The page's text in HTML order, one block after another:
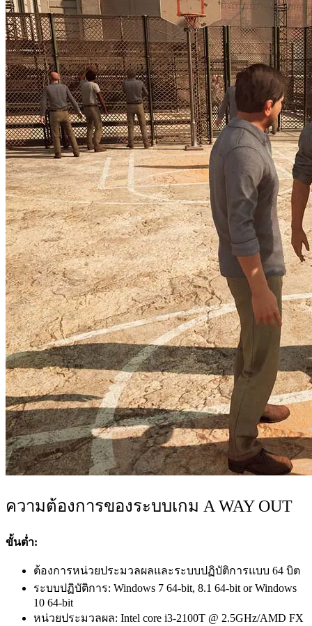
ความต้องการของระบบเกม A WAY OUT
ขั้นต่ำ:
ต้องการหน่วยประมวลผลและระบบปฏิบัติการแบบ 64 บิต
ระบบปฏิบัติการ: Windows 7 64-bit, 8.1 64-bit or Windows
10 64-bit
หน่วยประมวลผล: Intel core i3-2100T @ 2.5GHz/AMD FX